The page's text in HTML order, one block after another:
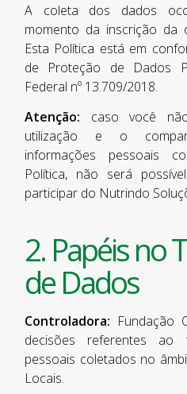
A coleta dos dados
momento da inscrição da
Esta Política está em
de Proteção de Dados
Federal nº 13.709/2018.
Atenção: caso você
utilização e o
informações pessoais
Política, não será
participar do Nutrindo
2. Papéis no
de Dados
Controladora: Fundação
decisões referentes ao
pessoais coletados no
Locais.